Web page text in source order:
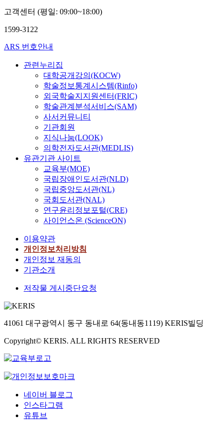
고객센터 (평일: 09:00~18:00)
1599-3122
ARS 번호안내
관련누리집
대학공개강의(KOCW)
학술정보통계시스템(Rinfo)
외국학술지지원센터(FRIC)
학술관계분석서비스(SAM)
사서커뮤니티
기관회원
지식나눔(LOOK)
의학전자도서관(MEDLIS)
유관기관 사이트
교육부(MOE)
국립장애인도서관(NLD)
국립중앙도서관(NL)
국회도서관(NAL)
연구윤리정보포털(CRE)
사이언스온 (ScienceON)
이용약관
개인정보처리방침
개인정보 재동의
기관소개
저작물 게시중단요청
41061 대구광역시 동구 동내로 64(동내동1119) KERIS빌딩
Copyright© KERIS. ALL RIGHTS RESERVED
네이버 블로그
인스타그램
유튜브